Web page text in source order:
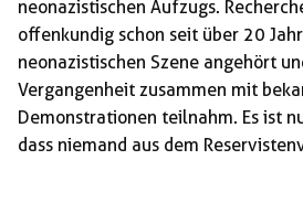
neonazistischen Aufzugs.
offenkundig schon seit über 20
neonazistischen Szene angehört
Vergangenheit zusammen mit
Demonstrationen teilnahm. Es ist
dass niemand aus dem